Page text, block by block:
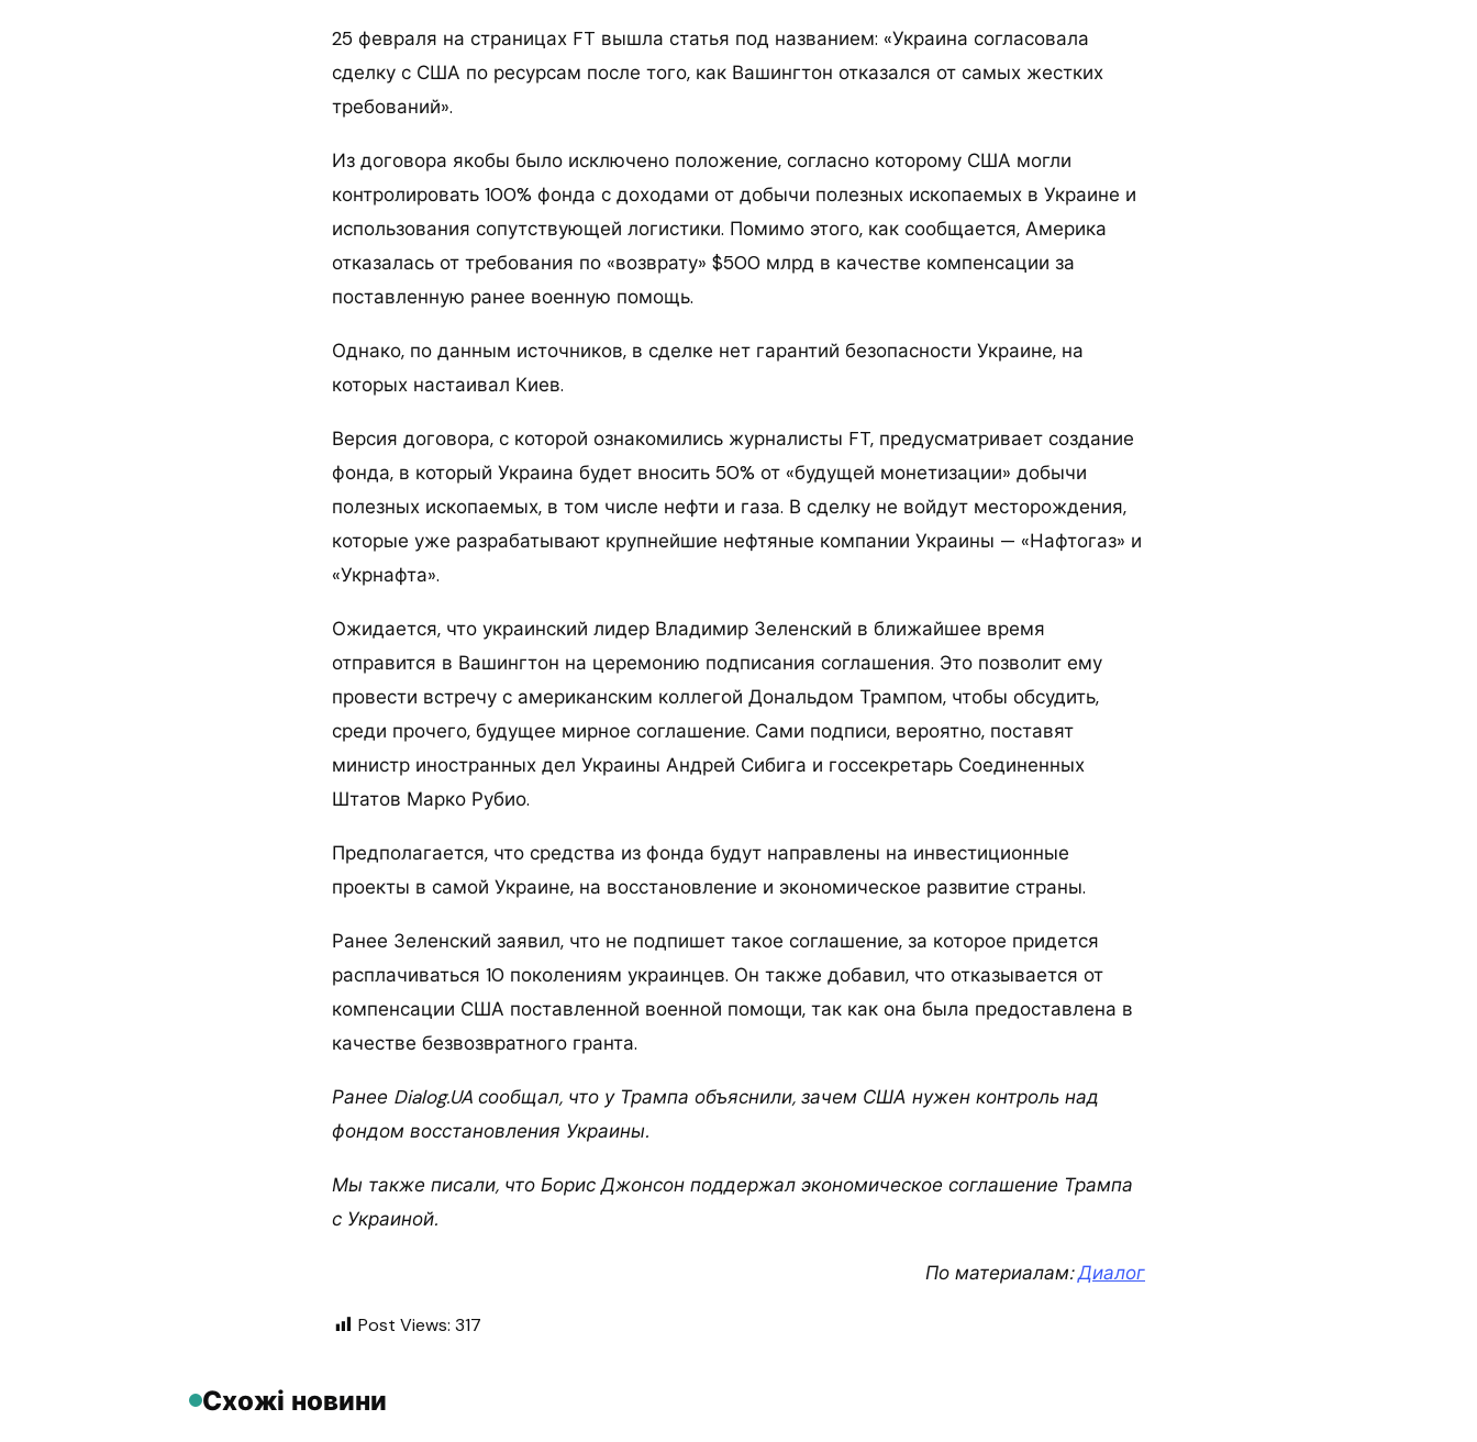
25 февраля на страницах FT вышла статья под названием: «Украина согласовала
сделку с США по ресурсам после того, как Вашингтон отказался от самых жестких
требований».
Из договора якобы было исключено положение, согласно которому США могли
контролировать 100% фонда с доходами от добычи полезных ископаемых в Украине и
использования сопутствующей логистики. Помимо этого, как сообщается, Америка
отказалась от требования по «возврату» $500 млрд в качестве компенсации за
поставленную ранее военную помощь.
Однако, по данным источников, в сделке нет гарантий безопасности Украине, на
которых настаивал Киев.
Версия договора, с которой ознакомились журналисты FT, предусматривает создание
фонда, в который Украина будет вносить 50% от «будущей монетизации» добычи
полезных ископаемых, в том числе нефти и газа. В сделку не войдут месторождения,
которые уже разрабатывают крупнейшие нефтяные компании Украины — «Нафтогаз» и
«Укрнафта».
Ожидается, что украинский лидер Владимир Зеленский в ближайшее время
отправится в Вашингтон на церемонию подписания соглашения. Это позволит ему
провести встречу с американским коллегой Дональдом Трампом, чтобы обсудить,
среди прочего, будущее мирное соглашение. Сами подписи, вероятно, поставят
министр иностранных дел Украины Андрей Сибига и госсекретарь Соединенных
Штатов Марко Рубио.
Предполагается, что средства из фонда будут направлены на инвестиционные
проекты в самой Украине, на восстановление и экономическое развитие страны.
Ранее Зеленский заявил, что не подпишет такое соглашение, за которое придется
расплачиваться 10 поколениям украинцев. Он также добавил, что отказывается от
компенсации США поставленной военной помощи, так как она была предоставлена в
качестве безвозвратного гранта.
Ранее Dialog.UA сообщал, что у Трампа объяснили, зачем США нужен контроль над
фондом восстановления Украины.
Мы также писали, что Борис Джонсон поддержал экономическое соглашение Трампа
с Украиной.
По материалам:Диалог
Post Views: 317
Схожі новини